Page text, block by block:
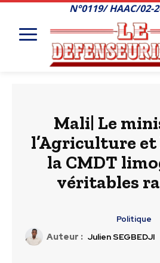
N°0119/ HAAC/02-
Mali| Le
l’Agriculture et
la CMDT
véritables
Politique
Auteur : Julien SEGBEDJI